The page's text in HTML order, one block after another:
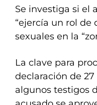
Se investiga si el
“ejercía un rol de
sexuales en la
La clave para
declaración de
algunos testigos